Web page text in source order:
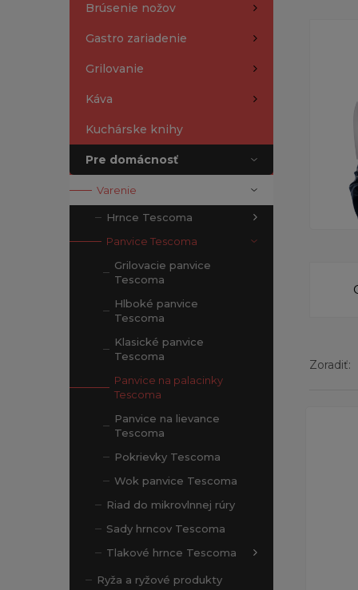
Brúsenie nožov
Gastro zariadenie
Grilovanie
Káva
Kuchárske knihy
Pre domácnosť
Varenie
Hrnce Tescoma
Panvice Tescoma
Grilovacie panvice
Tescoma
Hlboké panvice
Tescoma
Klasické panvice
Tescoma
Panvice na palacinky
Tescoma
Panvice na lievance
Tescoma
Pokrievky Tescoma
Wok panvice Tescoma
Riad do mikrovlnnej rúry
Sady hrncov Tescoma
Tlakové hrnce Tescoma
Ryža a ryžové produkty
Zoradiť: